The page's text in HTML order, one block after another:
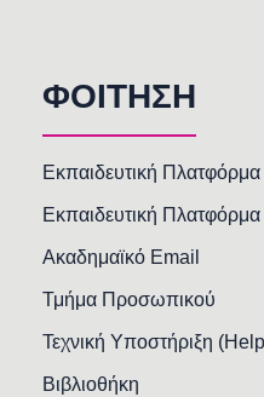
ΦΟΙΤΗΣΗ
Εκπαιδευτική
Εκπαιδευτική
Ακαδημαϊκό Email
Τμήμα Προσωπικού
Τεχνική Υποστήριξη
Βιβλιοθήκη